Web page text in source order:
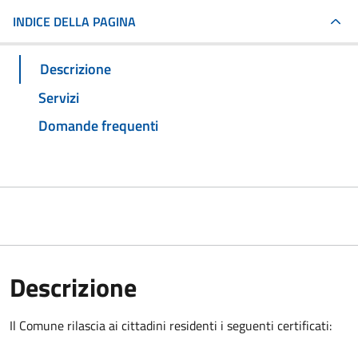
INDICE DELLA PAGINA
Descrizione
Servizi
Domande frequenti
Descrizione
Il Comune rilascia ai cittadini residenti i seguenti certificati: